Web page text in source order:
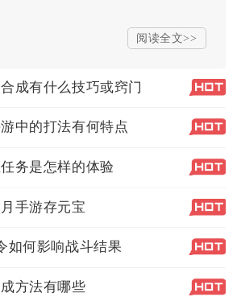
阅读全文>>
成有什么技巧或窍门
中的打法有何特点
务是怎样的体验
手游存元宝
如何影响战斗结果
方法有哪些